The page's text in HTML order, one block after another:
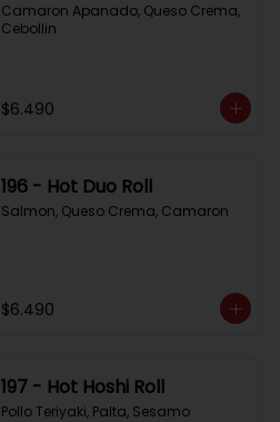
Camaron Apanado, Queso Crema,
Cebollin
$6.490
196 - Hot Duo Roll
Salmon, Queso Crema, Camaron
$6.490
197 - Hot Hoshi Roll
Pollo Teriyaki, Palta, Sesamo